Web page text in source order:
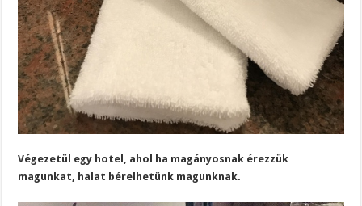
Végezetül egy hotel, ahol ha magányosnak érezzük
magunkat, halat bérelhetünk magunknak.